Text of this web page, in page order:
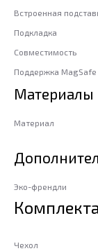
Встроенная
Подкладка
Совместимость
Поддержка MagSafe
Материалы
Материал
Эко-френдли
Чехол